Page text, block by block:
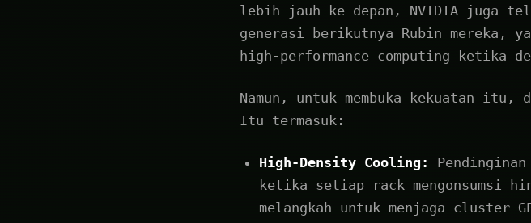
lebih jauh ke depan, NVIDIA juga
generasi berikutnya Rubin mereka,
high-performance computing ketika
Namun, untuk membuka kekuatan itu,
Itu termasuk:
High-Density Cooling:
ketika setiap rack mengonsumsi
melangkah untuk menjaga cluster